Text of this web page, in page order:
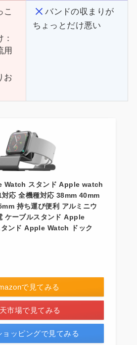
こ
用
お
バンドの収まりが
ちょっとだけ悪い
Watch スタンド Apple watch
応 全機種対応 38mm 40mm
持ち運び便利 アルミニウ
ケーブルスタンド Apple
ンド Apple Watch ドック
で見てみる
市場で見てみる
ョッピングで見てみる